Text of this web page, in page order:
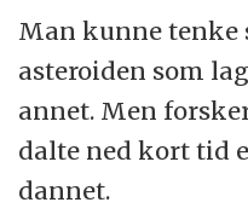
Man kunne tenke
asteroiden som
annet. Men
dalte ned kort tid
dannet.